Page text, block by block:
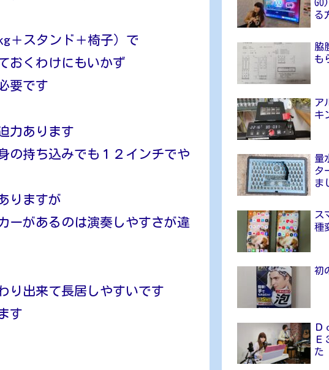
＋スタンド＋椅子）で
おくわけにもいかず
要です
力あります
の持ち込みでも１２インチでや
りますが
ーがあるのは演奏しやすさが違
り出来て長居しやすいです
す
る
脇
も
ア
キ
量
タ
ま
ス
種
初
Ｄ
Ｅ
た